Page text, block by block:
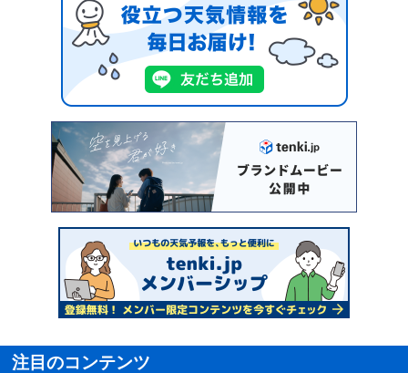
注目のコンテンツ